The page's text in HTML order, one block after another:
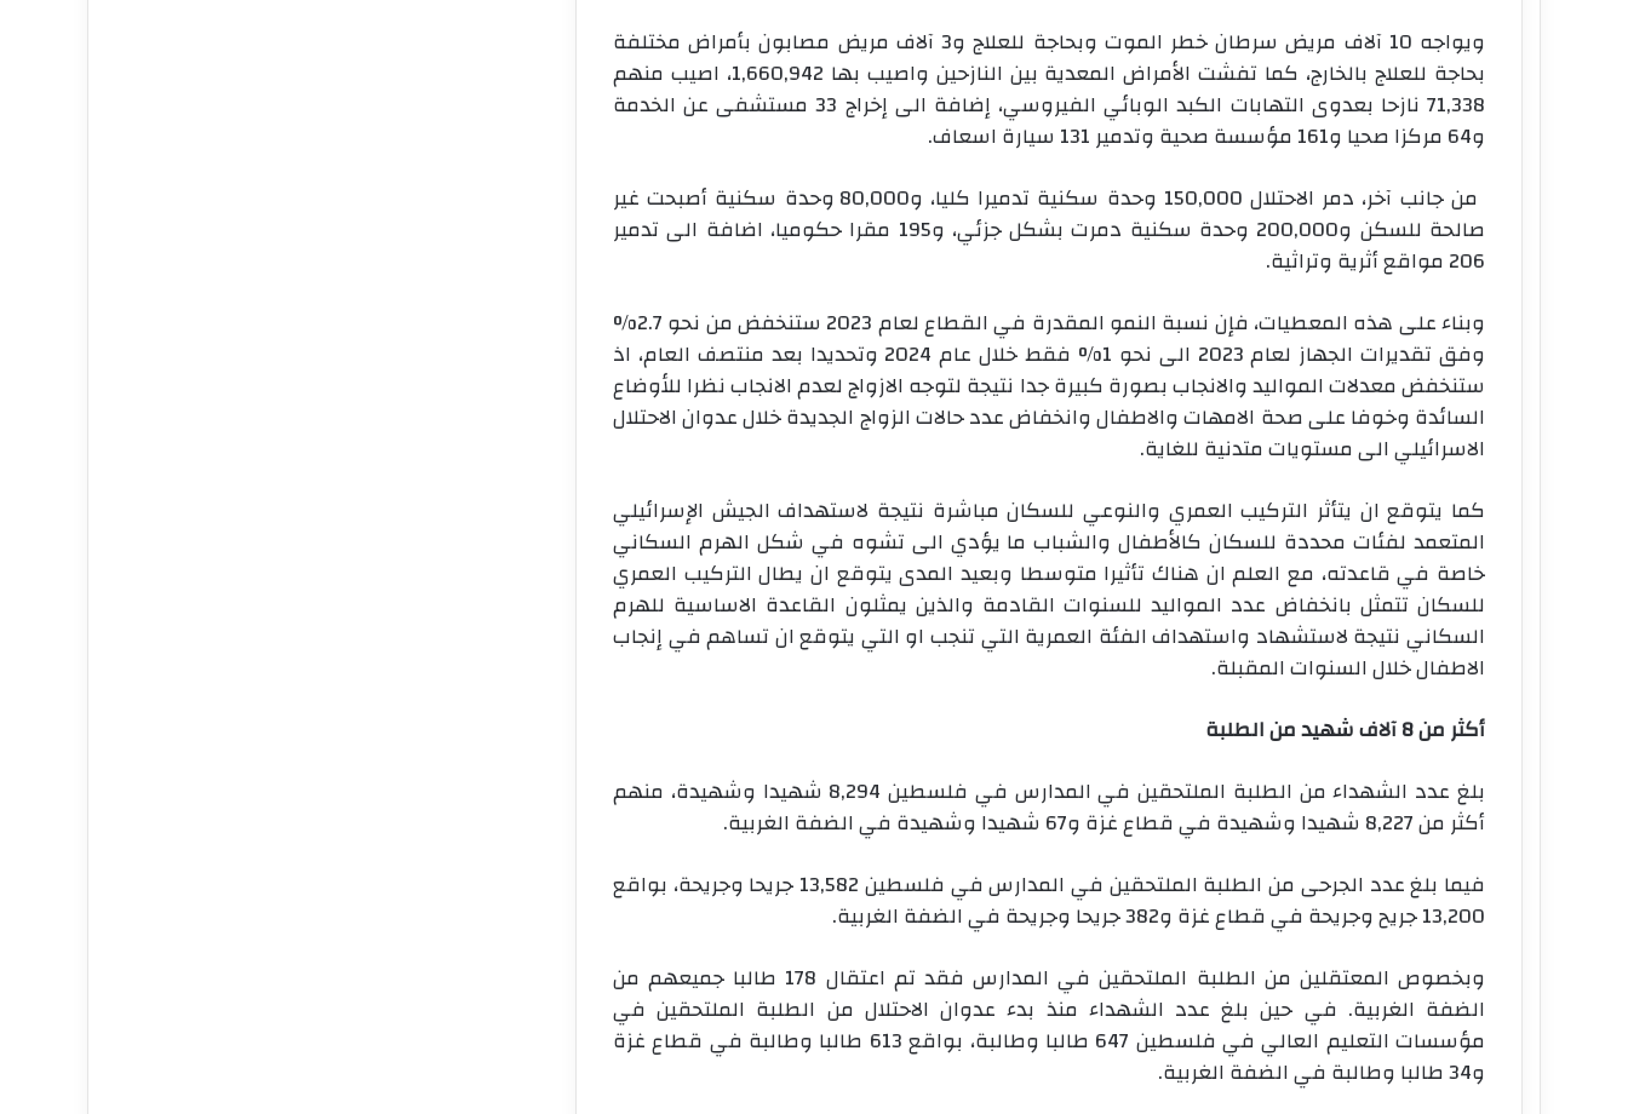
ويواجه 10 آلاف مريض سرطان خطر الموت وبحاجة للعلاج و3 آلاف مريض مصابون بأمراض مختلفة
بحاجة للعلاج بالخارج، كما تفشت الأمراض المعدية بين النازحين واصيب بها 1,660,942، اصيب منهم
71,338 نازحا بعدوى التهابات الكبد الوبائي الفيروسي، إضافة الى إخراج 33 مستشفى عن الخدمة
و64 مركزا صحيا و161 مؤسسة صحية وتدمير 131 سيارة اسعاف.
من جانب آخر، دمر الاحتلال 150,000 وحدة سكنية تدميرا كليا، و80,000 وحدة سكنية أصبحت غير
صالحة للسكن و200,000 وحدة سكنية دمرت بشكل جزئي، و195 مقرا حكوميا، اضافة الى تدمير
206 مواقع أثرية وتراثية.
وبناء على هذه المعطيات، فإن نسبة النمو المقدرة في القطاع لعام 2023 ستنخفض من نحو 2.7%
وفق تقديرات الجهاز لعام 2023 الى نحو 1% فقط خلال عام 2024 وتحديدا بعد منتصف العام، اذ
ستنخفض معدلات المواليد والانجاب بصورة كبيرة جدا نتيجة لتوجه الازواج لعدم الانجاب نظرا للأوضاع
السائدة وخوفا على صحة الامهات والاطفال وانخفاض عدد حالات الزواج الجديدة خلال عدوان الاحتلال
الاسرائيلي الى مستويات متدنية للغاية.
كما يتوقع ان يتأثر التركيب العمري والنوعي للسكان مباشرة نتيجة لاستهداف الجيش الإسرائيلي
المتعمد لفئات محددة للسكان كالأطفال والشباب ما يؤدي الى تشوه في شكل الهرم السكاني
خاصة في قاعدته، مع العلم ان هناك تأثيرا متوسطا وبعيد المدى يتوقع ان يطال التركيب العمري
للسكان تتمثل بانخفاض عدد المواليد للسنوات القادمة والذين يمثلون القاعدة الاساسية للهرم
السكاني نتيجة لاستشهاد واستهداف الفئة العمرية التي تنجب او التي يتوقع ان تساهم في إنجاب
الاطفال خلال السنوات المقبلة.
أكثر من 8 آلاف شهيد من الطلبة
بلغ عدد الشهداء من الطلبة الملتحقين في المدارس في فلسطين 8,294 شهيدا وشهيدة، منهم
أكثر من 8,227 شهيدا وشهيدة في قطاع غزة و67 شهيدا وشهيدة في الضفة الغربية.
فيما بلغ عدد الجرحى من الطلبة الملتحقين في المدارس في فلسطين 13,582 جريحا وجريحة، بواقع
13,200 جريح وجريحة في قطاع غزة و382 جريحا وجريحة في الضفة الغربية.
وبخصوص المعتقلين من الطلبة الملتحقين في المدارس فقد تم اعتقال 178 طالبا جميعهم من
الضفة الغربية. في حين بلغ عدد الشهداء منذ بدء عدوان الاحتلال من الطلبة الملتحقين في
مؤسسات التعليم العالي في فلسطين 647 طالبا وطالبة، بواقع 613 طالبا وطالبة في قطاع غزة
و34 طالبا وطالبة في الضفة الغربية.